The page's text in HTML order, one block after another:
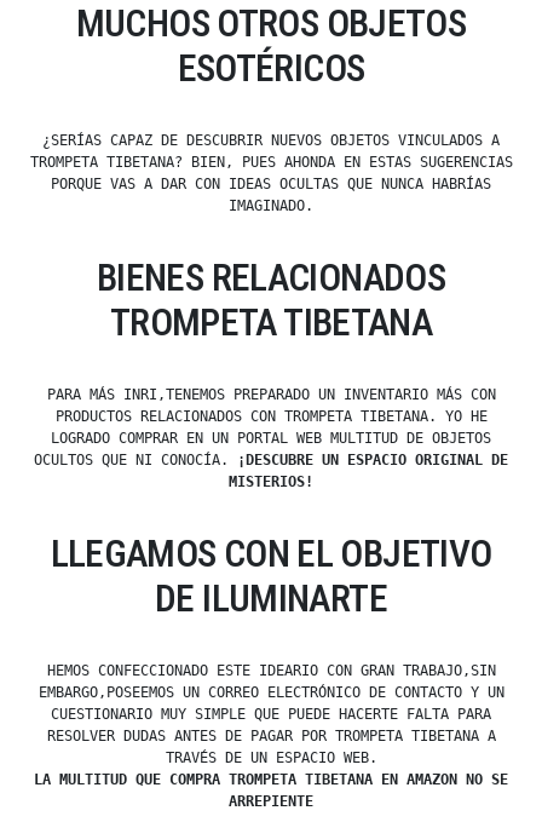
MUCHOS OTROS OBJETOS
ESOTÉRICOS
¿SERÍAS CAPAZ DE DESCUBRIR NUEVOS OBJETOS VINCULADOS A
TROMPETA TIBETANA? BIEN, PUES AHONDA EN ESTAS SUGERENCIAS
PORQUE VAS A DAR CON IDEAS OCULTAS QUE NUNCA HABRÍAS
IMAGINADO.
BIENES RELACIONADOS
TROMPETA TIBETANA
PARA MÁS INRI,TENEMOS PREPARADO UN INVENTARIO MÁS CON
PRODUCTOS RELACIONADOS CON TROMPETA TIBETANA. YO HE
LOGRADO COMPRAR EN UN PORTAL WEB MULTITUD DE OBJETOS
OCULTOS QUE NI CONOCÍA.
¡DESCUBRE UN ESPACIO ORIGINAL DE
MISTERIOS!
LLEGAMOS CON EL OBJETIVO
DE ILUMINARTE
HEMOS CONFECCIONADO ESTE IDEARIO CON GRAN TRABAJO,SIN
EMBARGO,POSEEMOS UN CORREO ELECTRÓNICO DE CONTACTO Y UN
CUESTIONARIO MUY SIMPLE QUE PUEDE HACERTE FALTA PARA
RESOLVER DUDAS ANTES DE PAGAR POR TROMPETA TIBETANA A
TRAVÉS DE UN ESPACIO WEB.
LA MULTITUD QUE COMPRA TROMPETA TIBETANA EN AMAZON NO SE
ARREPIENTE